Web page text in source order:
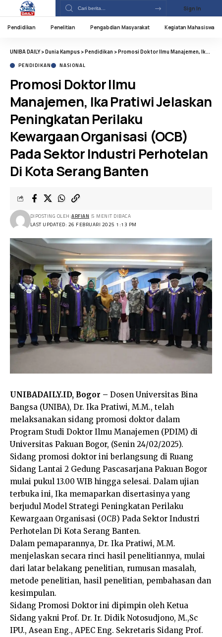
Sign In
Pendidikan Penelitian Pengabdian Masyarakat Kegiatan Mahasiswa
UNIBA DAILY>Dunia Kampus>Pendidikan >Promosi Doktor Ilmu Manajemen, Ika Pratiwi Jelaskan Peningkatan Perilaku Kewargaan Organisasi (OCB) Pada Sektor Industri Perhotelan Di Kota Serang Banten
PENDIDIKAN NASIONAL
Promosi Doktor Ilmu
Manajemen, Ika Pratiwi Jelaskan
Peningkatan Perilaku
Kewargaan Organisasi (OCB)
Pada Sektor Industri Perhotelan
Di Kota Serang Banten
LAST UPDATED: 26 FEBRUARI 2025 1:13 PM
DIPOSTING OLEH:ARFIAN 5 MENIT DIBACA
UNIBADAILY.ID, Bogor – Dosen Universitas Bina
Bangsa (UNIBA), Dr. Ika Pratiwi, M.M., telah
melaksanakan sidang promosi doktor dalam
Program Studi Doktor Ilmu Manajemen (PDIM) di
Universitas Pakuan Bogor, (Senin 24/02/2025).
Sidang promosi doktor ini berlangsung di Ruang
Sidang Lantai 2 Gedung Pascasarjana Pakuan Bogor
mulai pukul 13.00 WIB hingga selesai. Dalam ujian
terbuka ini, Ika memaparkan disertasinya yang
berjudul Model Strategi Peningkatan Perilaku
Kewargaan Organisasi (OCB) Pada Sektor Industri
Perhotelan Di Kota Serang Banten.
Dalam pemaparannya, Dr. Ika Pratiwi, M.M.
menjelaskan secara rinci hasil penelitiannya, mulai
dari latar belakang penelitian, rumusan masalah,
metode penelitian, hasil penelitian, pembahasan dan
kesimpulan.
Sidang Promosi Doktor ini dipimpin oleh Ketua
Sidang yakni Prof. Dr. Ir. Didik Notosudjono, M.,Sc
IPU., Asean Eng., APEC Eng. Sekretaris Sidang Prof.